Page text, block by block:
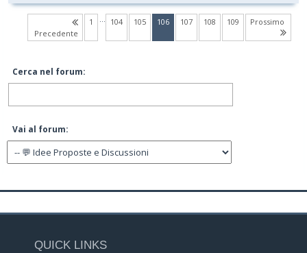
Precedente
1 … 104 105 106(current)
107 108 109 Prossimo
Cerca nel forum:
Vai al forum:
QUICK LINKS